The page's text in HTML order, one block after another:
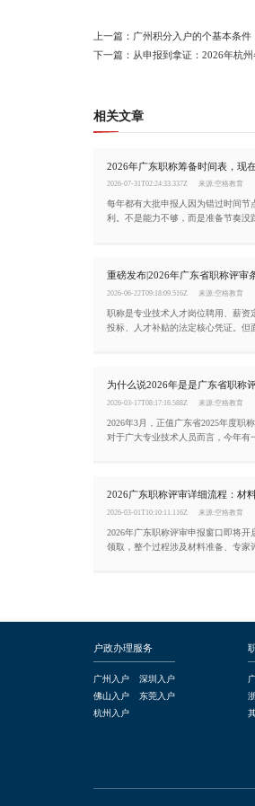
上一篇：广州积分入户的个基本条
下一篇：从申报到拿证：2026年杭
相关文章
2026-07-31T02:24:33.337Z 来源:空格教育
每年都有大批申报人因为错过时间节
利。不是能力不够，而是准备节奏没
2026-06-22T09:18:09.516Z 来源:空格教育
职称是专业技术人才岗位聘用、薪资
投标、人才补贴的法定核心凭证。但
2026-03-17T08:17:16.588Z 来源:空格教育
2026年3月，正值广东省2025年度职
对于广大专业技术人员而言，今年有
整评审，现行改革周期将于2027年5
2026-03-01T10:10:11.116Z 来源:空格教育
2026年广东职称评审申报窗口即将开
领取，整个过程涉及材料准备、专家
户政办理服务
广州入户
深圳入户
佛山入户
东莞入户
杭州入户